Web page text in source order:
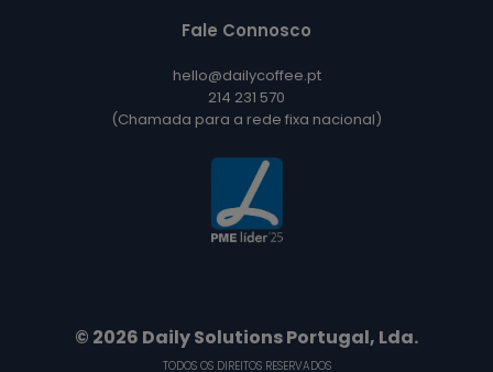
Fale Connosco
hello@dailycoffee.pt
214 231 570
(Chamada para a rede fixa nacional)
© 2026 Daily Solutions Portugal, Lda.
TODOS OS DIREITOS RESERVADOS